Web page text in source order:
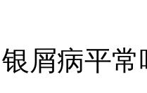
屑病平